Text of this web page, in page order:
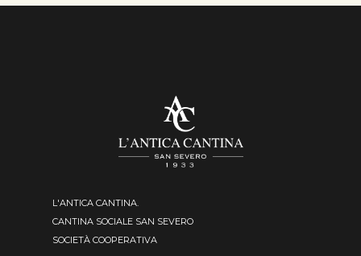
L'ANTICA CANTINA.
CANTINA SOCIALE SAN SEVERO
SOCIETÀ COOPERATIVA